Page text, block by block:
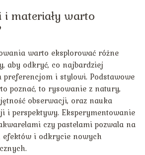
i materiały warto
warto eksplorować różne
aby odkryć, co najbardziej
preferencjom i stylowi. Podstawowe
poznać, to rysowanie z natury,
obserwacji, oraz nauka
i perspektywy. Eksperymentowanie
czy pastelami pozwala na
i odkrycie nowych